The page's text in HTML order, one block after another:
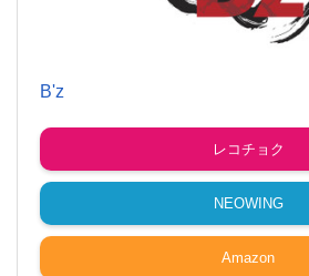
B'z
レコチョク
NEOWING
Amazon